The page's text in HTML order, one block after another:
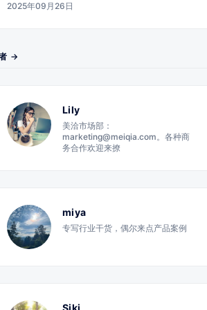
2025年09月26日
→
Lily
美洽市场部：
marketing@meiqia.com。各种商
务合作欢迎来撩
miya
专写行业干货，偶尔来点产品案例